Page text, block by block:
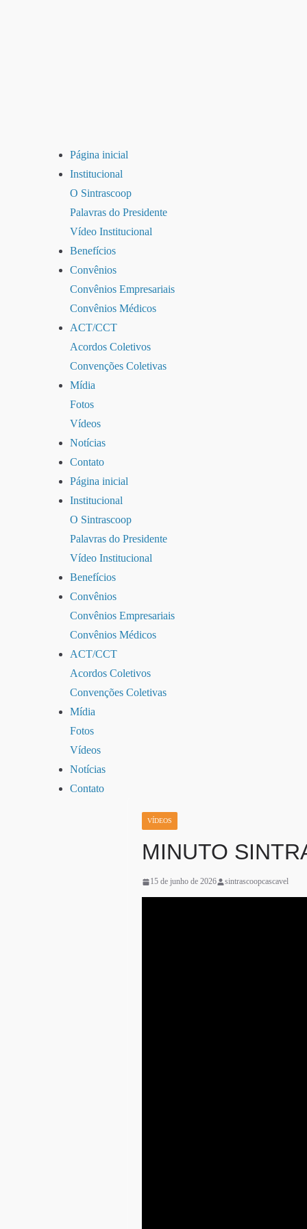
Página inicial
Institucional
O Sintrascoop
Palavras do Presidente
Vídeo Institucional
Benefícios
Convênios
Convênios Empresariais
Convênios Médicos
ACT/CCT
Acordos Coletivos
Convenções Coletivas
Mídia
Fotos
Vídeos
Notícias
Contato
Página inicial
Institucional
O Sintrascoop
Palavras do Presidente
Vídeo Institucional
Benefícios
Convênios
Convênios Empresariais
Convênios Médicos
ACT/CCT
Acordos Coletivos
Convenções Coletivas
Mídia
Fotos
Vídeos
Notícias
Contato
VÍDEOS
MINUTO
15 de junho de 2026 sintrascoopcascavel